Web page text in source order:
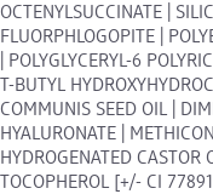
OCTENYLSUCCINATE |
FLUORPHLOGOPITE |
| POLYGLYCERYL-6
T-BUTYL
COMMUNIS SEED OIL |
HYALURONATE |
HYDROGENATED CASTOR
TOCOPHEROL [+/- CI